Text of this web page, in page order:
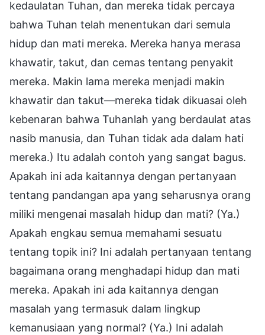
kedaulatan Tuhan, dan mereka tidak percaya
bahwa Tuhan telah menentukan dari semula
hidup dan mati mereka. Mereka hanya merasa
khawatir, takut, dan cemas tentang penyakit
mereka. Makin lama mereka menjadi makin
khawatir dan takut—mereka tidak dikuasai oleh
kebenaran bahwa Tuhanlah yang berdaulat atas
nasib manusia, dan Tuhan tidak ada dalam hati
mereka.) Itu adalah contoh yang sangat bagus.
Apakah ini ada kaitannya dengan pertanyaan
tentang pandangan apa yang seharusnya orang
miliki mengenai masalah hidup dan mati? (Ya.)
Apakah engkau semua memahami sesuatu
tentang topik ini? Ini adalah pertanyaan tentang
bagaimana orang menghadapi hidup dan mati
mereka. Apakah ini ada kaitannya dengan
masalah yang termasuk dalam lingkup
kemanusiaan yang normal? (Ya.) Ini adalah